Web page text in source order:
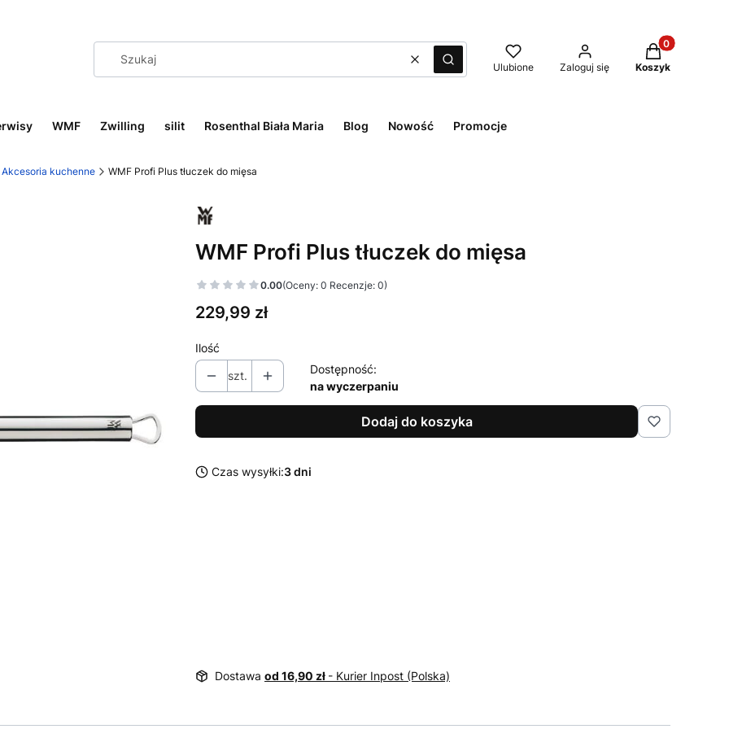
WyczyśćSzukaj Ulubione Zaloguj się
Produkty w
Koszyk
WMF Zwilling silit Rosenthal Biała Maria Blog Nowość Promocje
Akcesoria kuchenne WMF Profi Plus tłuczek do mięsa
WMF Profi Plus tłuczek do mięsa
0.00(Oceny: 0 Recenzje: 0)
Cena
229,99 zł
Ilość
szt.
Dostępność:
na wyczerpaniu
Dodaj do koszyka
Czas wysyłki:3 dni
Dostawa od 16,90 zł - Kurier Inpost (Polska)